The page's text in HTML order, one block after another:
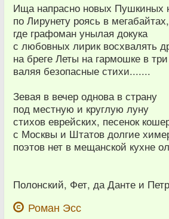
Ища напрасно новых Пушкиных
по Лирунету роясь в мегабайтах,
где графоман унылая докука
с любовных лирик восхвалять
на бреге Леты на гармошке в
валяя безопасные стихи.......
Зевая в вечер однова в страну
под местную и круглую луну
стихов еврейских, песенок
с Москвы и Штатов долгие
поэтов нет в мещанской кухне
Полонский, Фет, да Данте и
Роман Эсс